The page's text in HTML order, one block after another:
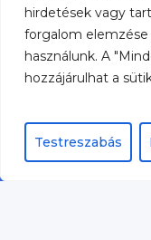
hirdetések vagy
forgalom
használunk. A
hozzájárulhat a
Testreszabás
A bemutatott
befektetési
hordozhatnak.